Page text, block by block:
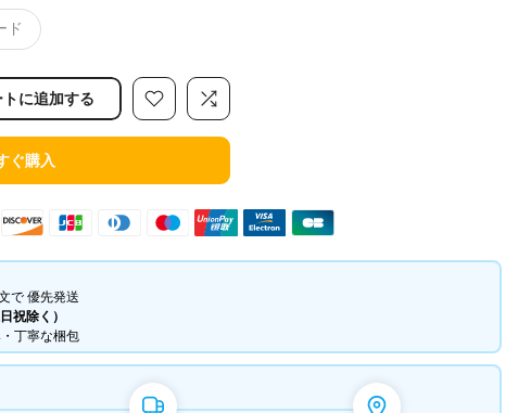
ド
に追加する
ぐ購入
で 優先発送
祝除く）
丁寧な梱包